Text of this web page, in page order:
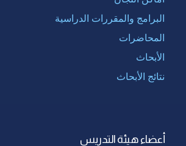
البرامج والمقررات الدراسية
المحاضرات
الأبحاث
نتائج الأبحاث
أعضاء هيئة التدريس